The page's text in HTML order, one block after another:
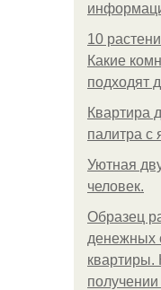
10
Какие
подходят
Квартира
палитра с
Уютная
человек.
Образец
денежных
квартиры.